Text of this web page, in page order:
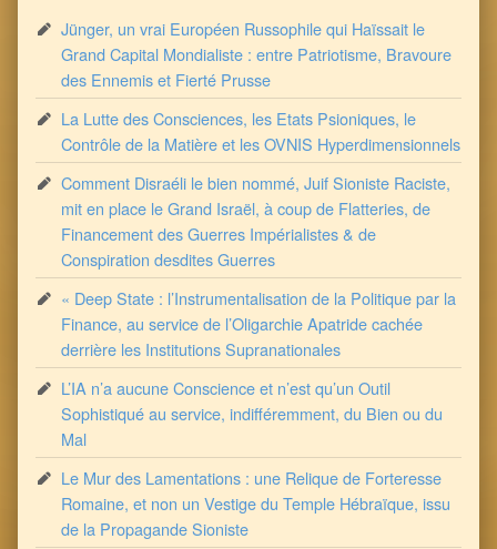
Jünger, un vrai Européen Russophile qui Haïssait le
Grand Capital Mondialiste : entre Patriotisme, Bravoure
des Ennemis et Fierté Prusse
La Lutte des Consciences, les Etats Psioniques, le
Contrôle de la Matière et les OVNIS Hyperdimensionnels
Comment Disraéli le bien nommé, Juif Sioniste Raciste,
mit en place le Grand Israël, à coup de Flatteries, de
Financement des Guerres Impérialistes & de
Conspiration desdites Guerres
« Deep State : l’Instrumentalisation de la Politique par la
Finance, au service de l’Oligarchie Apatride cachée
derrière les Institutions Supranationales
L’IA n’a aucune Conscience et n’est qu’un Outil
Sophistiqué au service, indifféremment, du Bien ou du
Mal
Le Mur des Lamentations : une Relique de Forteresse
Romaine, et non un Vestige du Temple Hébraïque, issu
de la Propagande Sioniste